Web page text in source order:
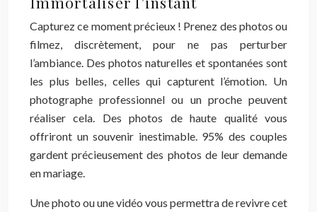
Capturez ce moment précieux ! Prenez des photos ou
filmez, discrètement, pour ne pas perturber
l’ambiance. Des photos naturelles et spontanées sont
les plus belles, celles qui capturent l’émotion. Un
photographe professionnel ou un proche peuvent
réaliser cela. Des photos de haute qualité vous
offriront un souvenir inestimable. 95% des couples
gardent précieusement des photos de leur demande
en mariage.
Une photo ou une vidéo vous permettra de revivre cet